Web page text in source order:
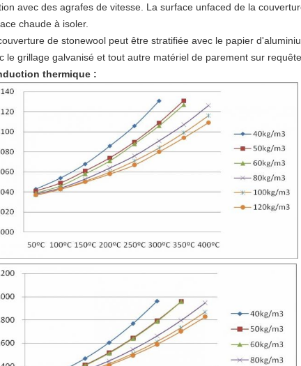
avec des agrafes de vitesse. La surface unfaced de la
chaude à isoler.
de stonewool peut être stratifiée avec le papier
le grillage galvanisé et tout autre matériel de parement sur
thermique :